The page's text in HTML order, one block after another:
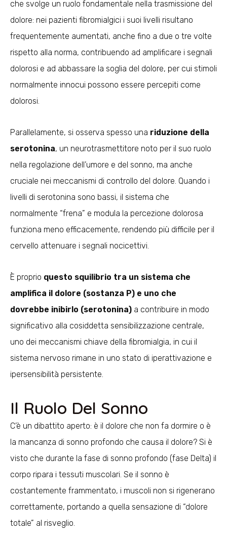
che svolge un ruolo fondamentale nella trasmissione del
dolore: nei pazienti fibromialgici i suoi livelli risultano
frequentemente aumentati, anche fino a due o tre volte
rispetto alla norma, contribuendo ad amplificare i segnali
dolorosi e ad abbassare la soglia del dolore, per cui stimoli
normalmente innocui possono essere percepiti come
dolorosi.
Parallelamente, si osserva spesso una riduzione della
serotonina, un neurotrasmettitore noto per il suo ruolo
nella regolazione dell’umore e del sonno, ma anche
cruciale nei meccanismi di controllo del dolore. Quando i
livelli di serotonina sono bassi, il sistema che
normalmente “frena” e modula la percezione dolorosa
funziona meno efficacemente, rendendo più difficile per il
cervello attenuare i segnali nocicettivi.
È proprio questo squilibrio tra un sistema che
amplifica il dolore (sostanza P) e uno che
dovrebbe inibirlo (serotonina) a contribuire in modo
significativo alla cosiddetta sensibilizzazione centrale,
uno dei meccanismi chiave della fibromialgia, in cui il
sistema nervoso rimane in uno stato di iperattivazione e
ipersensibilità persistente.
Il Ruolo Del Sonno
C’è un dibattito aperto: è il dolore che non fa dormire o è
la mancanza di sonno profondo che causa il dolore? Si è
visto che durante la fase di sonno profondo (fase Delta) il
corpo ripara i tessuti muscolari. Se il sonno è
costantemente frammentato, i muscoli non si rigenerano
correttamente, portando a quella sensazione di “dolore
totale” al risveglio.